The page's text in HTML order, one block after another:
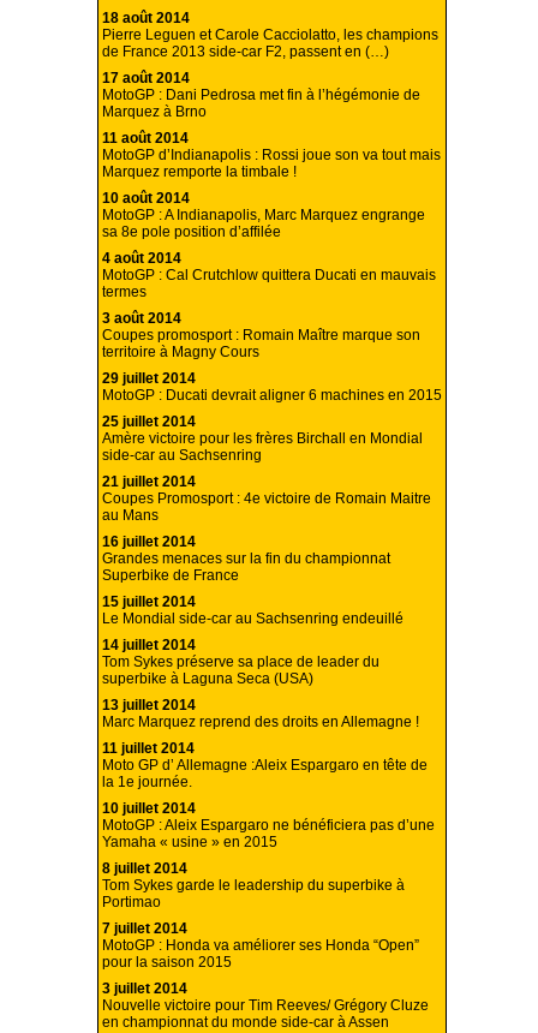
18 août 2014
Pierre Leguen et Carole Cacciolatto, les champions
de France 2013 side-car F2, passent en (…)
17 août 2014
MotoGP : Dani Pedrosa met fin à l’hégémonie de
Marquez à Brno
11 août 2014
MotoGP d’Indianapolis : Rossi joue son va tout mais
Marquez remporte la timbale !
10 août 2014
MotoGP : A Indianapolis, Marc Marquez engrange
sa 8e pole position d’affilée
4 août 2014
MotoGP : Cal Crutchlow quittera Ducati en mauvais
termes
3 août 2014
Coupes promosport : Romain Maître marque son
territoire à Magny Cours
29 juillet 2014
MotoGP : Ducati devrait aligner 6 machines en 2015
25 juillet 2014
Amère victoire pour les frères Birchall en Mondial
side-car au Sachsenring
21 juillet 2014
Coupes Promosport : 4e victoire de Romain Maitre
au Mans
16 juillet 2014
Grandes menaces sur la fin du championnat
Superbike de France
15 juillet 2014
Le Mondial side-car au Sachsenring endeuillé
14 juillet 2014
Tom Sykes préserve sa place de leader du
superbike à Laguna Seca (USA)
13 juillet 2014
Marc Marquez reprend des droits en Allemagne !
11 juillet 2014
Moto GP d’ Allemagne :Aleix Espargaro en tête de
la 1e journée.
10 juillet 2014
MotoGP : Aleix Espargaro ne bénéficiera pas d’une
Yamaha « usine » en 2015
8 juillet 2014
Tom Sykes garde le leadership du superbike à
Portimao
7 juillet 2014
MotoGP : Honda va améliorer ses Honda “Open”
pour la saison 2015
3 juillet 2014
Nouvelle victoire pour Tim Reeves/ Grégory Cluze
en championnat du monde side-car à Assen